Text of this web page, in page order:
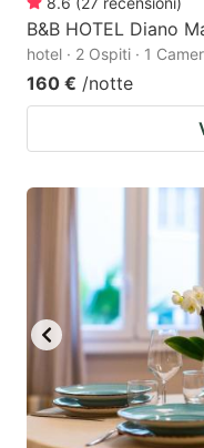
B&B HOTEL Diano
hotel · 2 Ospiti · 1
160 € /notte